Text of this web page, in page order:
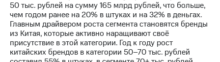
кабинет
акционера
Акционерный
капитал
Контроль
и
50 тыс. рублей на сумму 165 млрд рублей, что больше,
чем годом ранее на 20% в штуках и на 32% в деньгах.
Главным драйвером роста сегмента становятся бренды
из Китая, которые активно наращивают своё
присутствие в этой категории. Год к году рост
китайских брендов в категории 50–70 тыс. рублей